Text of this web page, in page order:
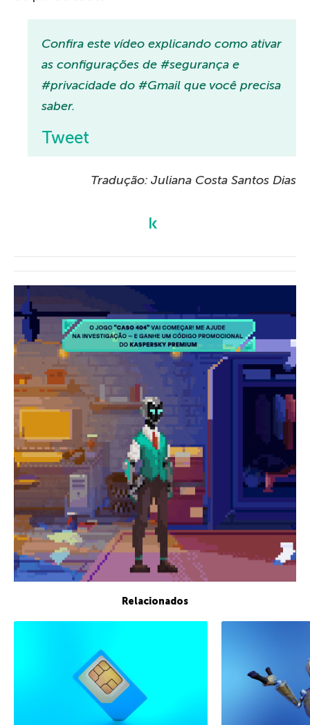
Confira este vídeo explicando como ativar
as configurações de #segurança e
#privacidade do #Gmail que você precisa
saber.
Tweet
Tradução: Juliana Costa Santos Dias
Relacionados